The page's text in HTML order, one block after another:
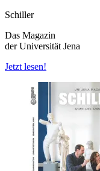
Schiller
Das Magazin
der Universität Jena
Jetzt lesen!